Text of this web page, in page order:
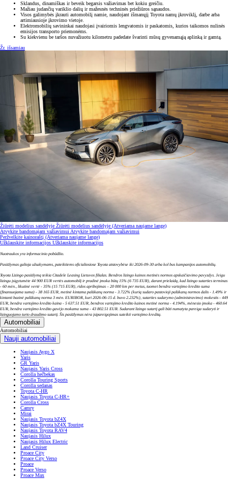
Sklandus, dinamiškas ir beveik begarsis važiavimas bet kokiu greičiu.
Mažiau judančių variklio dalių ir mažesnės techninės priežiūros sąnaudos.
Visos galimybės įkrauti automobilį namie, naudojant išmanųjį Toyota namų įkroviklį, darbe arba
artimiausioje įkrovimo vietoje.
Elektromobilių savininkai naudojasi įvairiomis lengvatomis ir paskatomis, kurios taikomos nulinės
emisijos transporto priemonėms.
Su kiekvienu be taršos nuvažiuotu kilometru padedate švarinti mūsų gyvenamąją aplinką ir gamtą.
Žr. išsamiau
Žiūrėti modelius sandėlyje Žiūrėti modelius sandėlyje (Atveriama naujame lange)
Atvykite bandomajam važiavimuiAtvykite bandomajam važiavimui
Peržvelkite kainoraštį (Atveriama naujame lange)
Užklauskite informacijos Užklauskite informacijos
Nuotraukos yra informacinio pobūdžio.
Pasiūlymas galioja užsakymams, pateiktiems oficialiosiose Toyota atstovybėse iki 2026-09-30 arba kol bus kampanijos automobilių.
Toyota Lizingo pasiūlymą teikia Citadele Leasing Lietuvos filialas. Bendros lizingo kainos metinės normos apskaičiavimo pavyzdys. Jeigu
lizingu įsigytumėte 44 900 EUR vertės automobilį ir pradinė įmoka būtų 15% (6 735 EUR), darant prielaidą, kad lizingo sutarties terminas
- 60 mėn., likutinė vertė - 35% (15 715 EUR), ridos apribojimas – 20 000 km per metus, tuomet bendra vartojimo kredito suma
(finansuojama suma) - 38 165 EUR, metinė kintama palūkanų norma - 3.722% (kurią sudaro pastovioji palūkanų normos dalis - 1.49% ir
kintanti bazinė palūkanų norma 3 mėn. EURIBOR, kuri 2026-06-15 d. buvo 2.232%), sutarties sudarymo (administravimo) mokestis - 449
EUR, bendra vartojimo kredito kaina - 5 637.51 EUR, bendros vartojimo kredito kainos metinė norma - 4.194%, mėnesio įmoka - 460.64
EUR, bendra vartojimo kredito gavėjo mokama suma - 43 802.51 EUR. Sudarant lizingo sutartį gali būti numatyta pareiga sudaryti ir
lizinguojamo turto draudimo sutartį. Šis pasiūlymas nėra įsipareigojimas suteikti vartojimo kreditą.
Automobiliai
Automobiliai
Nauji automobiliai
Naujasis Aygo X
Yaris
GR Yaris
Naujasis Yaris Cross
Corolla hečbekas
Corolla Touring Sports
Corolla sedanas
Toyota C-HR
Naujasis Toyota C-HR+
Corolla Cross
Camry
Mirai
Naujasis Toyota bZ4X
Naujasis Toyota bZ4X Touring
Naujasis Toyota RAV4
Naujasis Hilux
Naujasis Hilux Electric
Land Cruiser
Proace City
Proace City Verso
Proace
Proace Verso
Proace Max